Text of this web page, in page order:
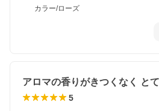
カラー/ローズ
5